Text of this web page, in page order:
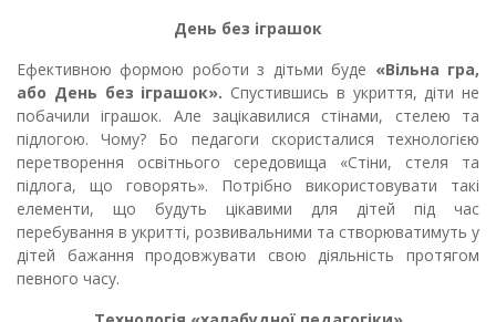
День без іграшок
Ефективною формою роботи з дітьми буде «Вільна гра,
або День без іграшок». Спустившись в укриття, діти не
побачили іграшок. Але зацікавилися стінами, стелею та
підлогою. Чому? Бо педагоги скористалися технологією
перетворення освітнього середовища «Стіни, стеля та
підлога, що говорять».
Потрібно використовувати такі
елементи, що будуть цікавими
для дітей під час
перебування в укритті, розвивальними та створюватимуть у
дітей бажання продовжувати свою діяльність протягом
певного часу.